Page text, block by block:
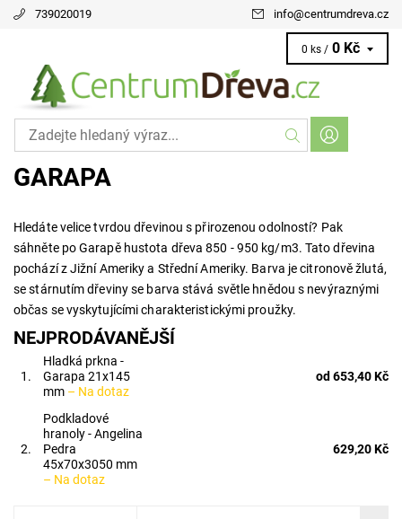
739020019 info@centrumdreva.cz
0 ks / 0 Kč
GARAPA
Hledáte velice tvrdou dřevinou s přirozenou odolností? Pak
sáhněte po Garapě hustota dřeva 850 - 950 kg/m3. Tato dřevina
pochází z Jižní Ameriky a Střední Ameriky. Barva je citronově žlutá,
se stárnutím dřeviny se barva stává světle hnědou s nevýraznými
občas se vyskytujícími charakteristickými proužky.
NEJPRODÁVANĚJŠÍ
1.
Hladká prkna -
Garapa 21x145
mm – Na dotaz
od 653,40 Kč
2.
Podkladové
hranoly - Angelina
Pedra
45x70x3050 mm
– Na dotaz
629,20 Kč